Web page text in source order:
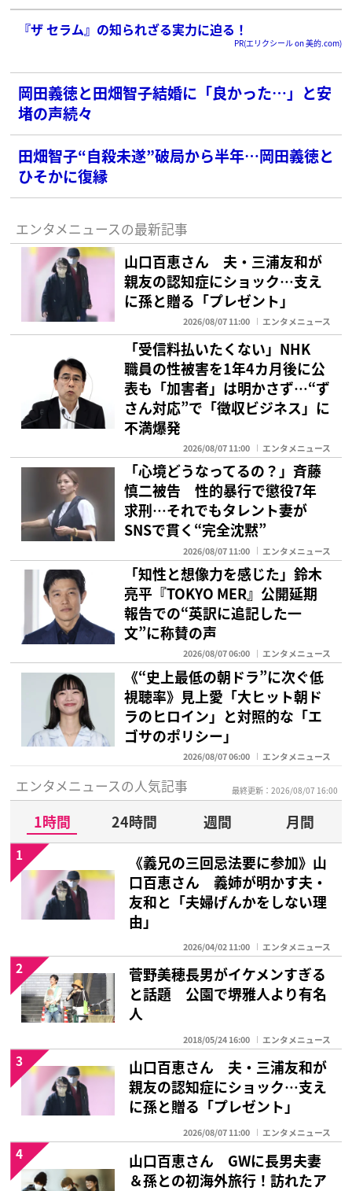
『ザ セラム』の知られざる実力に迫る！
PR(エリクシール on 美的.com)
岡田義徳と田畑智子結婚に「良かった…」と安
堵の声続々
田畑智子“自殺未遂”破局から半年…岡田義徳と
ひそかに復縁
エンタメニュースの最新記事
山口百恵さん 夫・三浦友和が
親友の認知症にショック…支え
に孫と贈る「プレゼント」
2026/08/07 11:00 エンタメニュース
「受信料払いたくない」NHK
職員の性被害を1年4カ月後に公
表も「加害者」は明かさず…“ず
さん対応”で「徴収ビジネス」に
不満爆発
2026/08/07 11:00 エンタメニュース
「心境どうなってるの？」斉藤
慎二被告 性的暴行で懲役7年
求刑…それでもタレント妻が
SNSで貫く“完全沈黙”
2026/08/07 11:00 エンタメニュース
「知性と想像力を感じた」鈴木
亮平『TOKYO MER』公開延期
報告での“英訳に追記した一
文”に称賛の声
2026/08/07 06:00 エンタメニュース
《“史上最低の朝ドラ”に次ぐ低
視聴率》見上愛「大ヒット朝ド
ラのヒロイン」と対照的な「エ
ゴサのポリシー」
2026/08/07 06:00 エンタメニュース
エンタメニュースの人気記事 最終更新：2026/08/07 16:00
1時間 24時間 週間
月間
《義兄の三回忌法要に参加》山
口百恵さん 義姉が明かす夫・
友和と「夫婦げんかをしない理
由」
2026/04/02 11:00 エンタメニュース
1
菅野美穂長男がイケメンすぎる
と話題 公園で堺雅人より有名
人
2018/05/24 16:00 エンタメニュース
2
山口百恵さん 夫・三浦友和が
親友の認知症にショック…支え
に孫と贈る「プレゼント」
2026/08/07 11:00 エンタメニュース
3
山口百恵さん GWに長男夫妻
＆孫との初海外旅行！訪れたア
4